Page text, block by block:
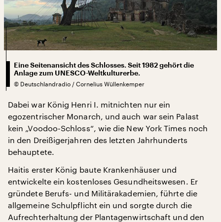
Eine Seitenansicht des Schlosses. Seit 1982 gehört die
Anlage zum UNESCO-Weltkulturerbe.
© Deutschlandradio / Cornelius Wüllenkemper
Dabei war König Henri I. mitnichten nur ein
egozentrischer Monarch, und auch war sein Palast
kein „Voodoo-Schloss“, wie die New York Times noch
in den Dreißigerjahren des letzten Jahrhunderts
behauptete.
Haitis erster König baute Krankenhäuser und
entwickelte ein kostenloses Gesundheitswesen. Er
gründete Berufs- und Militärakademien, führte die
allgemeine Schulpflicht ein und sorgte durch die
Aufrechterhaltung der Plantagenwirtschaft und den